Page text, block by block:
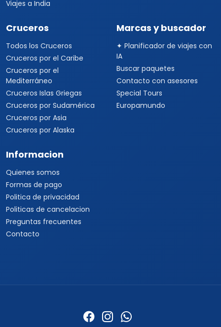
Viajes a India
Cruceros
Todos los Cruceros
Cruceros por el Caribe
Cruceros por el
Mediterráneo
Cruceros Islas Griegas
Cruceros por Sudamérica
Cruceros por Asia
Cruceros por Alaska
Marcas y buscador
✦ Planificador de viajes con
IA
Buscar paquetes
Contacto con asesores
Special Tours
Europamundo
Informacion
Quienes somos
Formas de pago
Politica de privacidad
Politicas de cancelacion
Preguntas frecuentes
Contacto